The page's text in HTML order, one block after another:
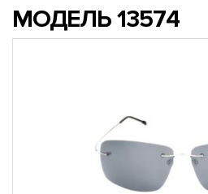
МОДЕЛЬ 13574